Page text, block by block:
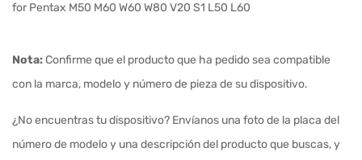
for Pentax M50 M60 W60 W80 V20 S1 L50 L60
Nota:Confirme que el producto que ha pedido sea compatible
con la marca, modelo y número de pieza de su dispositivo.
¿No encuentras tu dispositivo? Envíanos una foto de la placa del
número de modelo y una descripción del producto que buscas, y